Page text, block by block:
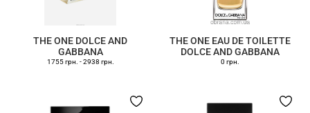
THE ONE DOLCE AND
GABBANA
1755 грн. -2938 грн.
THE ONE EAU DE TOILETTE
DOLCE AND GABBANA
0 грн.